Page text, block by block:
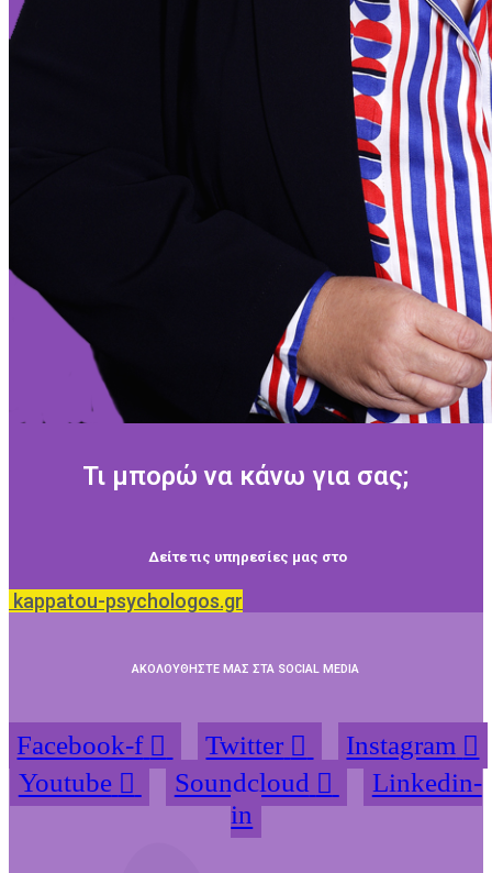
Τι μπορώ να κάνω για σας;
Δείτε τις υπηρεσίες μας στο
kappatou-psychologos.gr
ΑΚΟΛΟΥΘΗΣΤΕ ΜΑΣ ΣΤΑ SOCIAL MEDIA
Facebook-f Twitter
Instagram
Youtube
Soundcloud
Linkedin-
in